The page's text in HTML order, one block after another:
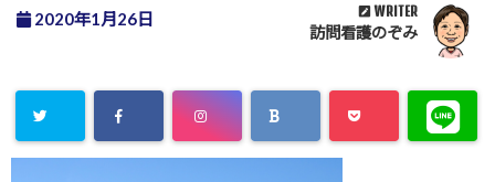
2020年1月26日 WRITER
訪問看護のぞみ